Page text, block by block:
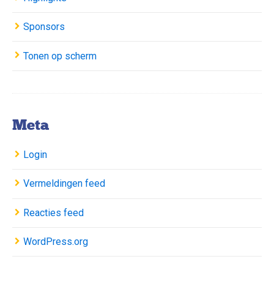
Sponsors
Tonen op scherm
Meta
Login
Vermeldingen feed
Reacties feed
WordPress.org